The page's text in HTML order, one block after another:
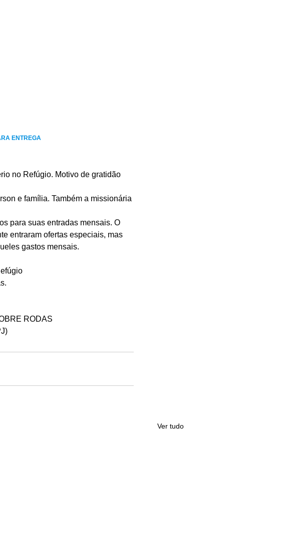
ENTREGA
no Refúgio. Motivo de gratidão
e família. Também a missionária
para suas entradas mensais. O
entraram ofertas especiais, mas
gastos mensais.
RODAS
Ver tudo